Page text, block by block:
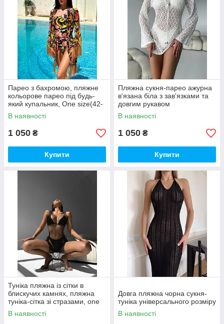
Парео з бахромою, пляжне
кольорове парео під будь-
який купальник, One size(42-
44)
В наявності
1 050 ₴
Купити
Пляжна сукня-парео ажурна
в'язана біла з зав'язками та
довгим рукавом
В наявності
1 050 ₴
Купити
Туніка пляжна із сітки в
блискучих камнях, пляжна
туніка-сітка зі стразами, one
size (42/46),
В наявності
Довга пляжна чорна сукня-
туніка універсального розміру
В наявності